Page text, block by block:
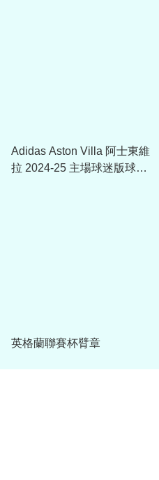
Adidas Aston Villa 阿士東維
拉 2024-25 主場球迷版球衣
英格蘭聯賽杯臂章